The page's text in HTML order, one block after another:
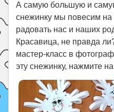
А самую большую и
снежинку мы повесим на
радовать нас и наших
Красавица, не правда
мастер-класс в
эту снежинку, нажмите